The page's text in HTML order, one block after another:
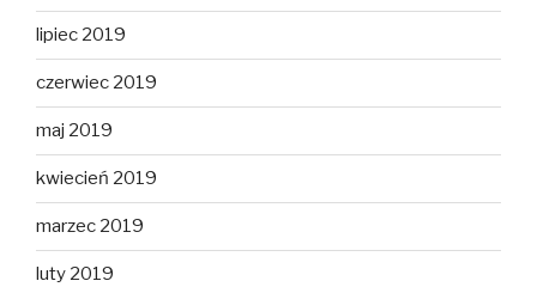
lipiec 2019
czerwiec 2019
maj 2019
kwiecień 2019
marzec 2019
luty 2019